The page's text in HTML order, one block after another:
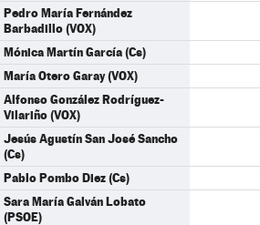
Pedro María Fernández
Barbadillo (VOX)
Mónica Martín García (Cs)
María Otero Garay (VOX)
Alfonso González Rodríguez-
Vilariño (VOX)
Jesús Agustín San José Sancho
(Cs)
Pablo Pombo Diez (Cs)
Sara María Galván Lobato
(PSOE)